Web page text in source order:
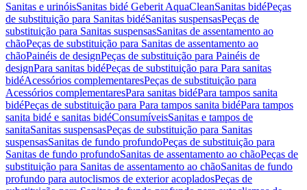
Sanitas e urinóisSanitas bidé Geberit AquaCleanSanitas bidéPeças
de substituição para Sanitas bidéSanitas suspensasPeças de
substituição para Sanitas suspensasSanitas de assentamento ao
chãoPeças de substituição para Sanitas de assentamento ao
chãoPainéis de designPeças de substituição para Painéis de
designPara sanitas bidéPeças de substituição para Para sanitas
bidéAcessórios complementaresPeças de substituição para
Acessórios complementaresPara sanitas bidéPara tampos sanita
bidéPeças de substituição para Para tampos sanita bidéPara tampos
sanita bidé e sanitas bidéConsumíveisSanitas e tampos de
sanitaSanitas suspensasPeças de substituição para Sanitas
suspensasSanitas de fundo profundoPeças de substituição para
Sanitas de fundo profundoSanitas de assentamento ao chãoPeças de
substituição para Sanitas de assentamento ao chãoSanitas de fundo
profundo para autoclismos de exterior acopladosPeças de